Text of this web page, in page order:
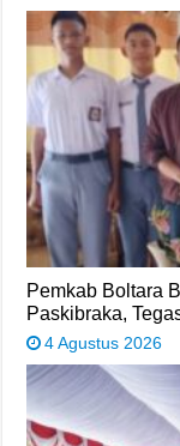
Pemkab Boltara
Paskibraka,
4 Agustus 2026